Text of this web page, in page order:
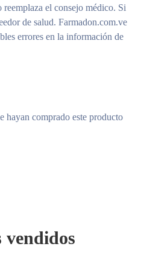
el consejo médico. Si
de salud. Farmadon.com.ve
errores en la información de
hayan comprado este producto
vendidos